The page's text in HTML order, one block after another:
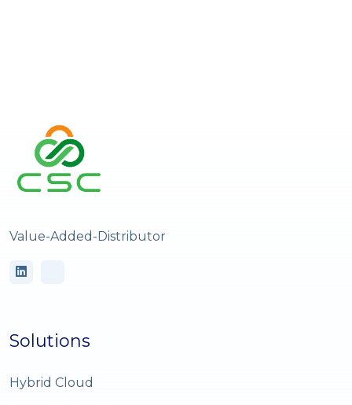
Value-Added-Distributor
Solutions
Hybrid Cloud